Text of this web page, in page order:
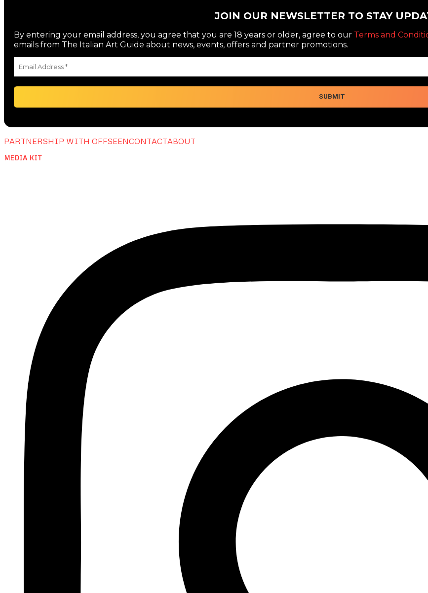
JOIN OUR NEWSLETTER TO STAY
By entering your email address, you agree that you are 18 years or older, agree to our Terms and
emails from The Italian Art Guide about news, events, offers and partner promotions.
PARTNERSHIP WITH OFFSEENCONTACTABOUT
MEDIA KIT